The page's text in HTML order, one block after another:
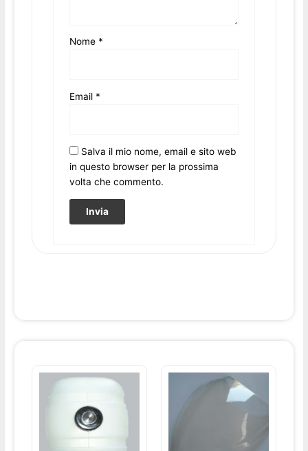
Nome *
Email *
Salva il mio nome, email e sito web
in questo browser per la prossima
volta che commento.